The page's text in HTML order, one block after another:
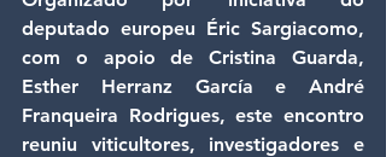
deputado europeu Éric Sargiacomo,
com o apoio de Cristina Guarda,
Esther Herranz García e André
Franqueira Rodrigues, este encontro
reuniu viticultores, investigadores e